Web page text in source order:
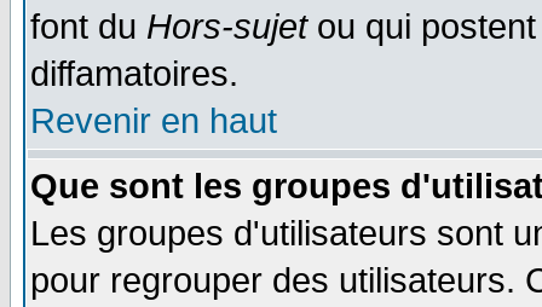
font du Hors-sujetou qui
diffamatoires.
Revenir en haut
Que sont les groupes
Les groupes d'utilisateurs sont
pour regrouper des utilisateurs.